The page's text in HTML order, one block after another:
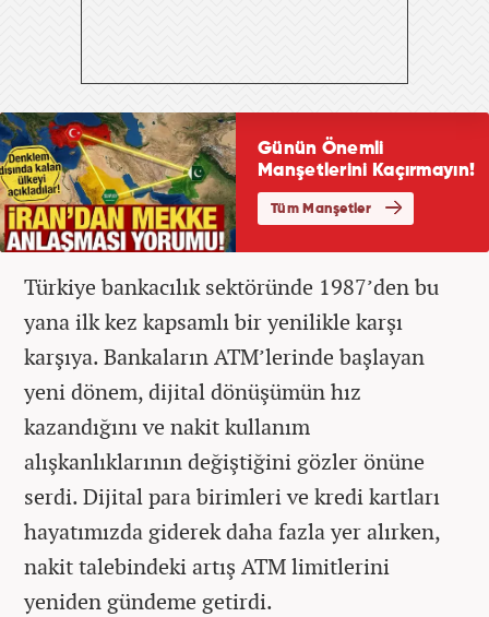
Türkiye bankacılık sektöründe 1987’den bu
yana ilk kez kapsamlı bir yenilikle karşı
karşıya. Bankaların ATM’lerinde başlayan
yeni dönem, dijital dönüşümün hız
kazandığını ve nakit kullanım
alışkanlıklarının değiştiğini gözler önüne
serdi. Dijital para birimleri ve kredi kartları
hayatımızda giderek daha fazla yer alırken,
nakit talebindeki artış ATM limitlerini
yeniden gündeme getirdi.